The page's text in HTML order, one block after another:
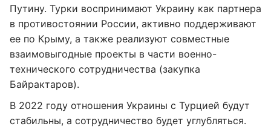
Путину. Турки воспринимают Украину как партнера
в противостоянии России, активно поддерживают
ее по Крыму, а также реализуют совместные
взаимовыгодные проекты в части военно-
технического сотрудничества (закупка
Байрактаров).
В 2022 году отношения Украины с Турцией будут
стабильны, а сотрудничество будет углубляться.